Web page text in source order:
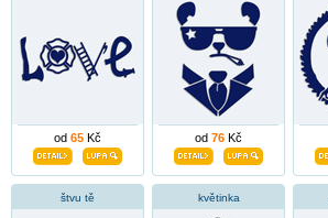
od 65 Kč od 76 Kč
štvu tě květinka